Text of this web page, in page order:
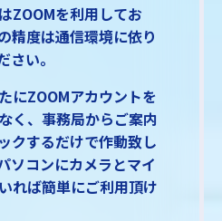
ZOOMを利用してお
精度は通信環境に依り
さい。
にZOOMアカウントを
く、事務局からご案内
クするだけで作動致し
ソコンにカメラとマイ
れば簡単にご利用頂け